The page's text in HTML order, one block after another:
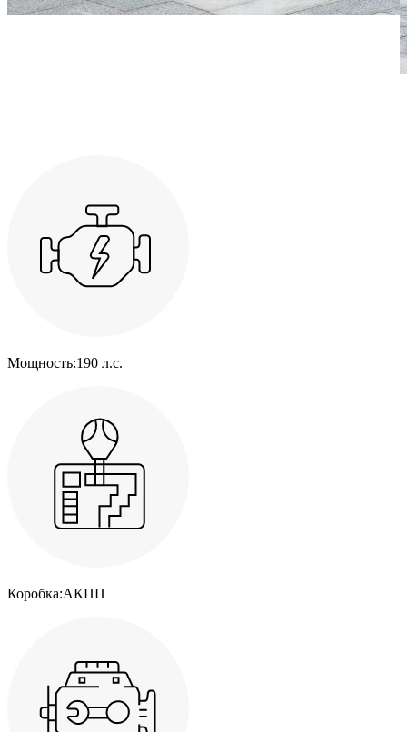
Мощность:190 л.с.
Коробка:АКПП